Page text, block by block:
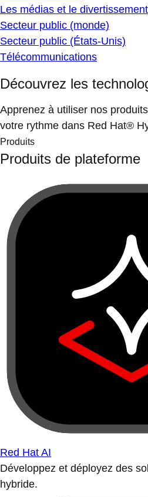
Les médias et le divertissement
Secteur public (monde)
Secteur public (États-Unis)
Télécommunications
Découvrez les
Apprenez à utiliser nos
votre rythme dans Red Hat®
Produits
Produits de plateforme
Red Hat AI
Développez et déployez des
hybride.